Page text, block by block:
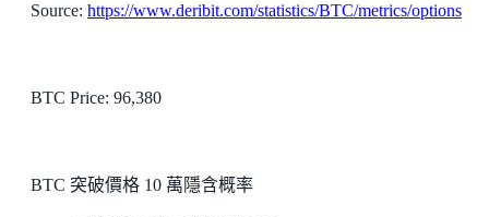
Source: https://www.deribit.com/statistics/BTC/metrics/options
BTC Price: 96,380
BTC 突破價格 10 萬隱含概率